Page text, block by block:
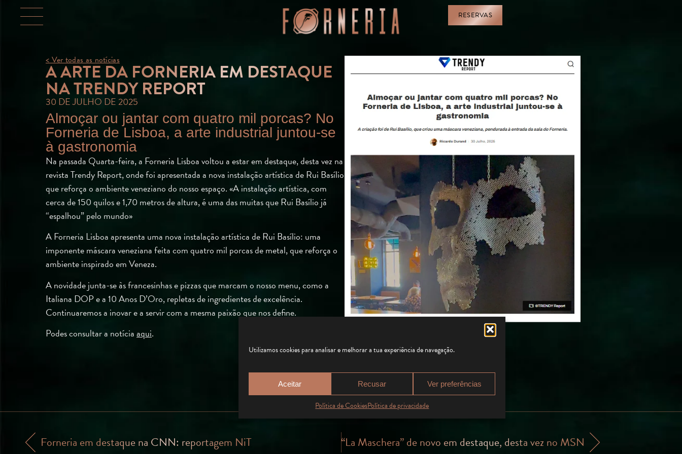
Utilizamos cookies para analisar e melhorar a tua experiência de navegação.
Aceitar Recusar Ver preferências
Política de CookiesPolítica de privacidade
RESERVAS
< Ver todas as notícias
A ARTE DA FORNERIA EM DESTAQUE
NA TRENDY REPORT
30 DE JULHO DE 2025
Almoçar ou jantar com quatro mil porcas? No
Forneria de Lisboa, a arte industrial juntou-se
à gastronomia
Na passada Quarta-feira, a Forneria Lisboa voltou a estar em destaque, desta vez na
revista Trendy Report, onde foi apresentada a nova instalação artística de Rui Basílio
que reforça o ambiente veneziano do nosso espaço. «A instalação artística, com
cerca de 150 quilos e 1,70 metros de altura, é uma das muitas que Rui Basílio já
“espalhou” pelo mundo»
A Forneria Lisboa apresenta uma nova instalação artística de Rui Basílio: uma
imponente máscara veneziana feita com quatro mil porcas de metal, que reforça o
ambiente inspirado em Veneza.
A novidade junta-se às francesinhas e pizzas que marcam o nosso menu, como a
Italiana DOP e a 10 Anos D’Oro, repletas de ingredientes de excelência.
Continuaremos a inovar e a servir com a mesma paixão que nos define.
Podes consultar a notíciaaqui.
Forneria em destaque na CNN: reportagem NiT “La Maschera” de novo em destaque, desta vez no MSN